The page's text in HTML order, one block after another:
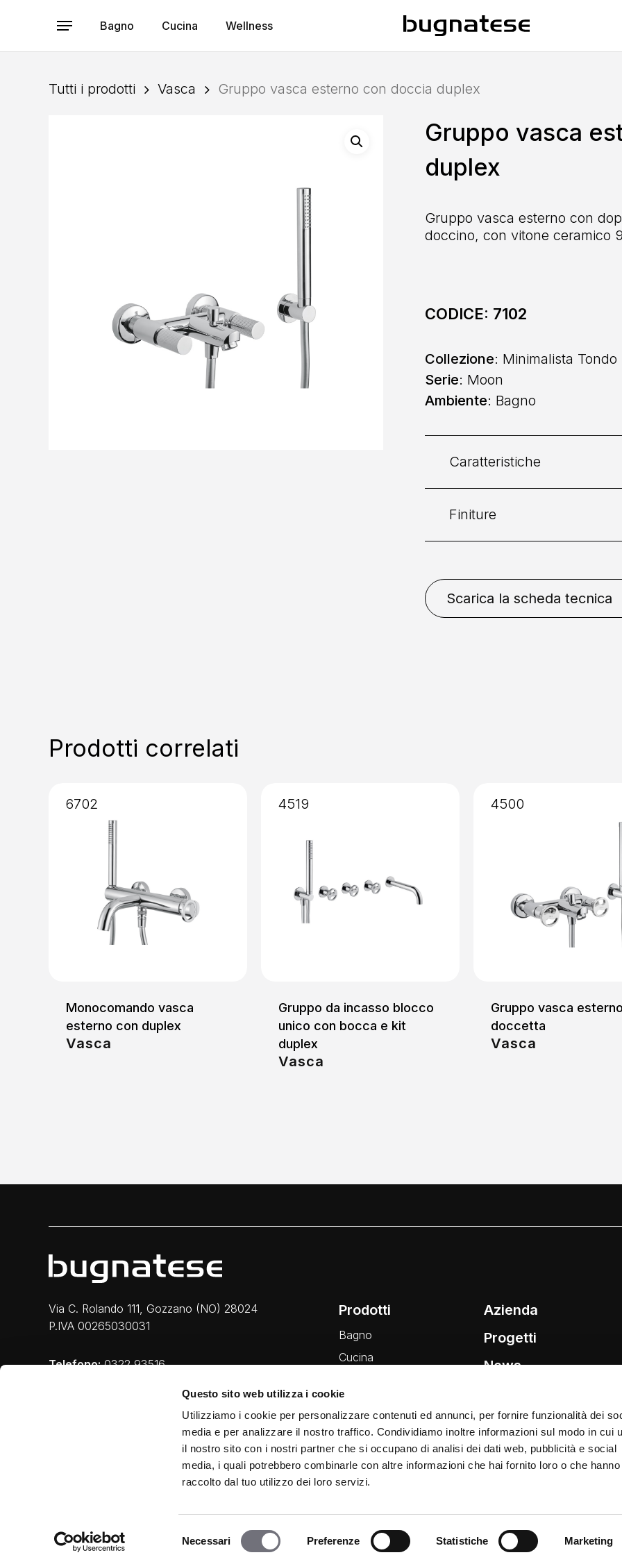
Questo sito web utilizza i cookie
Utilizziamo i cookie per personalizzare contenuti ed annunci, per fornire funzionalità dei
media e per analizzare il nostro traffico. Condividiamo inoltre informazioni sul modo in cui
il nostro sito con i nostri partner che si occupano di analisi dei dati web, pubblicità e social
media, i quali potrebbero combinarle con altre informazioni che hai fornito loro o che hanno
raccolto dal tuo utilizzo dei loro servizi.
Necessari Preferenze Statistiche Marketing
Menu Bagno Cucina Wellness
Tutti i prodotti Vasca Gruppo vasca esterno con doccia duplex
Gruppo vasca
duplex
Gruppo vasca esterno con
doccino, con vitone ceramico
CODICE: 7102
Collezione: Minimalista Tondo
Serie: Moon
Ambiente: Bagno
Caratteristiche
Comando : Doppio
Finiture
Bianco Opaco Cromo
Spazzolato
Oro
Scarica la scheda tecnica
Prodotti correlati
Monocomando vasca
esterno con duplex
Vasca
6702
Gruppo da incasso blocco
unico con bocca e kit
duplex
Vasca
4519
Gruppo vasca
doccetta
Vasca
4500
Via C. Rolando 111, Gozzano (NO) 28024
P.IVA 00265030031
Telefono:0322 93516
Prodotti
Bagno
Cucina
Finiture
Azienda
Progetti
News